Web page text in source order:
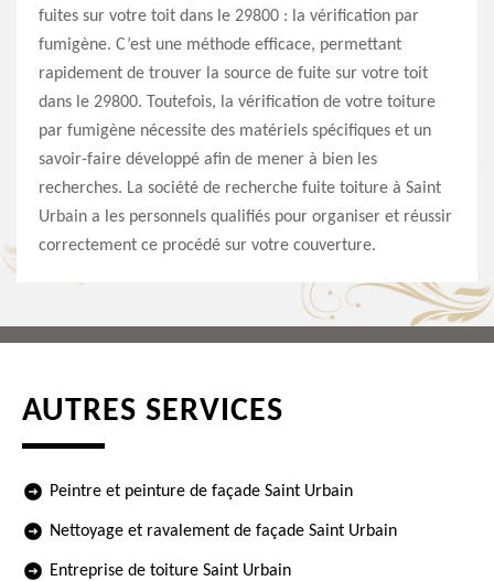
fuites sur votre toit dans le 29800 : la vérification par
fumigène. C’est une méthode efficace, permettant
rapidement de trouver la source de fuite sur votre toit
dans le 29800. Toutefois, la vérification de votre toiture
par fumigène nécessite des matériels spécifiques et un
savoir-faire développé afin de mener à bien les
recherches. La société de recherche fuite toiture à Saint
Urbain a les personnels qualifiés pour organiser et réussir
correctement ce procédé sur votre couverture.
AUTRES SERVICES
Peintre et peinture de façade Saint Urbain
Nettoyage et ravalement de façade Saint Urbain
Entreprise de toiture Saint Urbain